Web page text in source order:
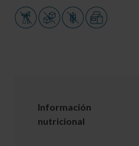
Información
nutricional